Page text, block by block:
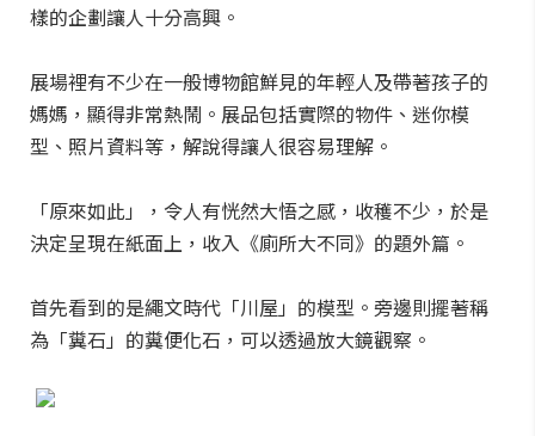
樣的企劃讓人十分高興。
展場裡有不少在一般博物館鮮見的年輕人及帶著孩子的
媽媽，顯得非常熱鬧。展品包括實際的物件、迷你模
型、照片資料等，解說得讓人很容易理解。
「原來如此」，令人有恍然大悟之感，收穫不少，於是
決定呈現在紙面上，收入《廁所大不同》的題外篇。
首先看到的是繩文時代「川屋」的模型。旁邊則擺著稱
為「糞石」的糞便化石，可以透過放大鏡觀察。